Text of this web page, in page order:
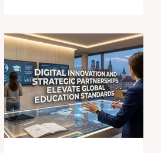
أغسطس 2026، توافد خبراء دوليون
وصناع قرار ومبتكرون في مجال
#تكنولوجيا_التعليم إلى مركز
المؤتمرات في دافوس لمناقشة
التحديات والفرص الأكثر إلحاحاً في
قطاع التعلم. أثبت هذا الحدث البارز،
الذي عُقد في لحظة حاسمة، أن
الأولوية لرفع #جودة_التعليم هو
المحفز الأساسي وال